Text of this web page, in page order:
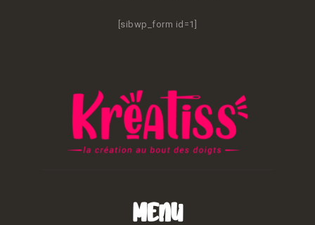
[sibwp_form id=1]
Menu